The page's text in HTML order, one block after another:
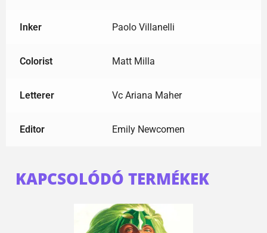
Inker Paolo Villanelli
Colorist Matt Milla
Letterer Vc Ariana Maher
Editor Emily Newcomen
KAPCSOLÓDÓ TERMÉKEK